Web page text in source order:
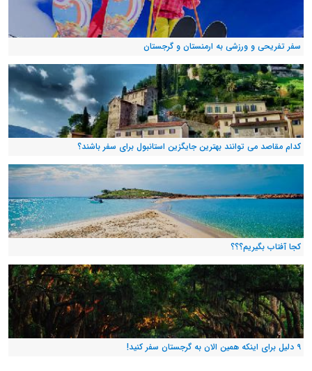
سفر تفریحی و ورزشی به ارمنستان و گرجستان
کدام مقاصد می توانند بهترین جایگزین استانبول برای سفر باشند؟
کجا آفتاب بگیریم؟؟؟
۹ دلیل برای اینکه همین الان به گرجستان سفر کنید!